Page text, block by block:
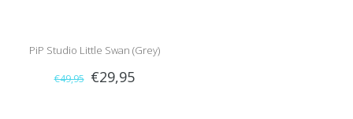
PiP Studio Little Swan (Grey)
30x90
€49,95 €29,95